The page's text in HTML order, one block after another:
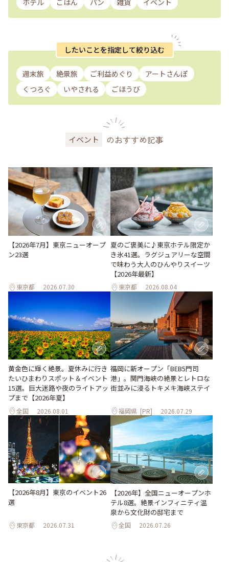
ホテル ごはん パン 雑貨 イベント
したいことを指定して絞り込む
週末旅 絶景旅 ご利益めぐり
アートさんぽ
くつろぐ
いやされる ごほうび
イベント のおすすめ記事
【2026年7月】東京ニューオープ
ン23選
東京都 2026.07.30
夏のご褒美に♪東京ホテル限定か
き氷41選。ラグジュアリーな空間
で味わう大人のひんやりスイーツ
【2026年最新】
東京都 2026.08.04
黄金色に輝く絶景。夏休みに行き
たいひまわりスポット＆イベント
15選。巨大迷路や夜のライトアッ
プまで【2026年夏】
全国 2026.08.01
福岡に新オープン「BEB5門司
港」。関門海峡の絶景とレトロな
街並みに浸るトキメキ海峡ステイ
福岡県 [PR] 2026.07.29
【2026年8月】東京のイベント26
選
東京都 2026.07.31
【2026年】全国ニューオープンホ
テル8選。絶景インフィニティ温
泉から文化財の邸宅まで
全国 2026.07.26